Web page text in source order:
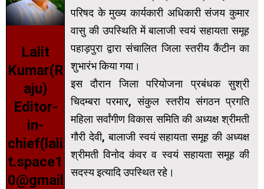
Lalit
Kumar(R
aju)
Editor-
in-
chief(lali
t.space1
0@gmail
परिषद के मुख्य कार्यकारी अधिकारी संजय कुमार
वासु की उपस्थिति में बालाजी स्वयं सहायता समूह
पहाड़पुरा द्वारा संचालित जिला स्तरीय कैंटीन का
शुभारंभ किया गया।
इस दौरान जिला परियोजना प्रबंधक सुश्री
चिदम्बरा परमार, संकुल स्तरीय संगठन प्रगति
महिला सर्वांगीण विकास समिति की अध्यक्ष श्रीमती
गौरी देवी, बालाजी स्वयं सहायता समूह की अध्यक्ष
श्रीमती विनोद कंवर व स्वयं सहायता समूह की
सदस्य इत्यादि उपस्थित रहे।